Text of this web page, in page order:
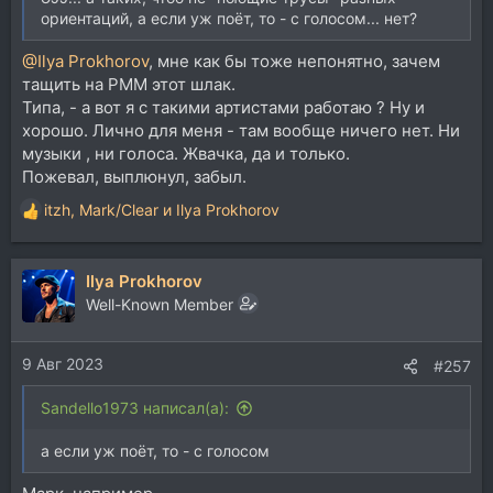
ориентаций, а если уж поёт, то - с голосом... нет?
@Ilya Prokhorov, мне как бы тоже непонятно, зачем
тащить на РММ этот шлак.
Типа, - а вот я с такими артистами работаю ? Ну и
хорошо. Лично для меня - там вообще ничего нет. Ни
музыки , ни голоса. Жвачка, да и только.
Пожевал, выплюнул, забыл.
Р
е
а
к
ц
и
и
:
itzh, Mark/Clear и Ilya Prokhorov
Ilya Prokhorov
Well-Known Member
9 Авг 2023 #257
Sandello1973 написал(а):
а если уж поёт, то - с голосом